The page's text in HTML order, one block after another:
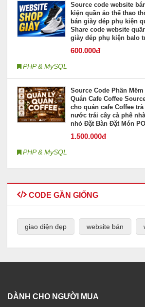
Source code website
kiện quần áo thể thao
bán giày dép phụ kiện
Share code website
giày dép phụ kiện balo
600.000đ
PHP & MySQL
Source Code Phần
Quán Cafe Coffee
cho quán cafe Coffee
nước trái cây cà phê
nhỏ Đặt Bàn Đặt Món
1.500.000đ
PHP & MySQL
CODE GẦN GIỐNG
giao diện đẹp website bán
DÀNH CHO NGƯỜI MUA